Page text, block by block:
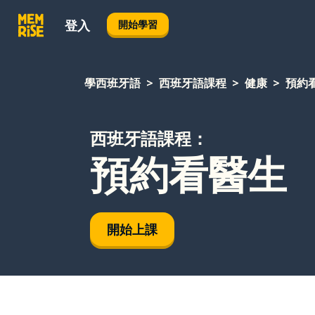
登入 開始學習
學西班牙語 西班牙語課程 健康 預約
西班牙語課程：
預約看醫生
開始上課